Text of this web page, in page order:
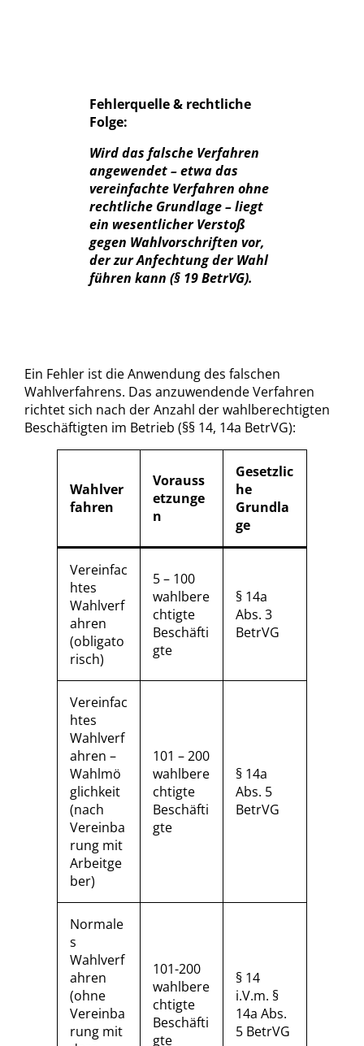
Fehlerquelle & rechtliche
Folge:
Wird das falsche Verfahren
angewendet – etwa das
vereinfachte Verfahren ohne
rechtliche Grundlage – liegt
ein wesentlicher Verstoß
gegen Wahlvorschriften vor,
der zur Anfechtung der Wahl
führen kann (§ 19 BetrVG).
Ein Fehler ist die Anwendung des falschen
Wahlverfahrens. Das anzuwendende Verfahren
richtet sich nach der Anzahl der wahlberechtigten
Beschäftigten im Betrieb (§§ 14, 14a BetrVG):
Wahlver
fahren
Vorauss
etzunge
n
Gesetzlic
he
Grundla
ge
Vereinfac
htes
Wahlverf
ahren
(obligato
risch)
5 – 100
wahlbere
chtigte
Beschäfti
gte
§ 14a
Abs. 3
BetrVG
Vereinfac
htes
Wahlverf
ahren –
Wahlmö
glichkeit
(nach
Vereinba
rung mit
Arbeitge
ber)
101 – 200
wahlbere
chtigte
Beschäfti
gte
§ 14a
Abs. 5
BetrVG
Normale
s
Wahlverf
ahren
(ohne
Vereinba
rung mit
101-200
wahlbere
chtigte
Beschäfti
gte
§ 14
i.V.m. §
14a Abs.
5 BetrVG